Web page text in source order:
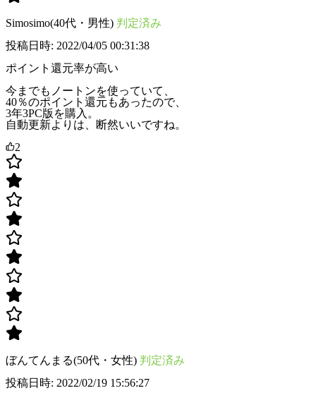
Simosimo(40代・男性) 判定済み
投稿日時: 2022/04/05 00:31:38
ポイント還元率が高い
今までもノートンを使っていて、
40％のポイント還元もあったので、
3年3PC版を購入。
自動更新よりは、断然いいですね。
2
ぼんてんまる(50代・女性) 判定済み
投稿日時: 2022/02/19 15:56:27